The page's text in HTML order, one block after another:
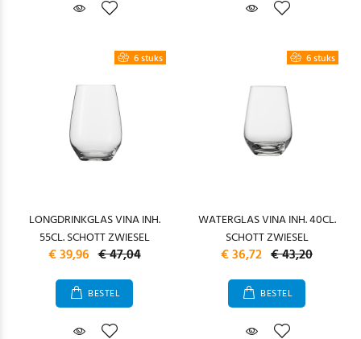
6 stuks
LONGDRINKGLAS VINA INH.
55CL. SCHOTT ZWIESEL
€ 39,96 € 47,04
BESTEL
6 stuks
WATERGLAS VINA INH. 40CL.
SCHOTT ZWIESEL
€ 36,72 € 43,20
BESTEL